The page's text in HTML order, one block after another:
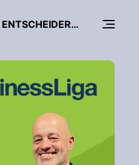
BUSINESSLIGA - ENTSCHEIDER-PODCAST FÜR DIGITALE TRANSFORMATION & CHANGE MANAGEMENT